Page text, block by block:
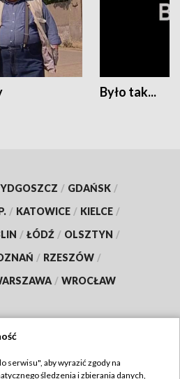
Było tak...
/ GDAŃSK /
/ KATOWICE / KIELCE /
/ ŁÓDŹ / OLSZTYN /
/ RZESZÓW /
/ WROCŁAW
serwisu", aby wyrazić zgody na
śledzenia i zbierania danych,